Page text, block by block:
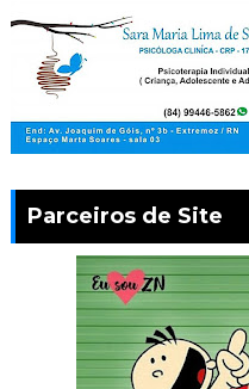
Parceiros de Site